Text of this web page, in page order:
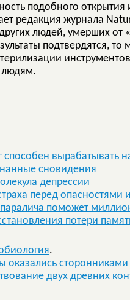
подобного открытия
редакция журнала
людей, умерших
подтвердятся,
людям.
способен вырабатывать
сновидения
депрессии
перед опасностями
поможет
потери
.
двух древних